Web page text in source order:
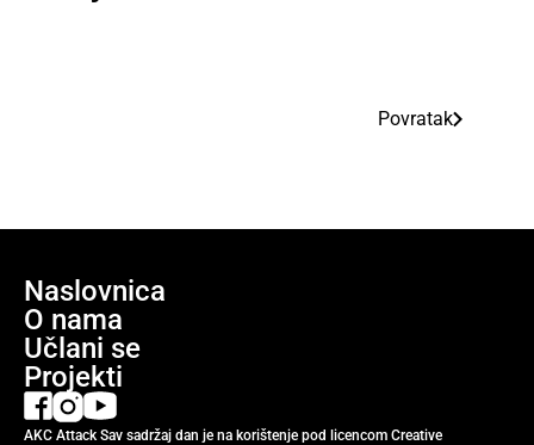
Povratak
Naslovnica
O nama
Učlani se
Projekti
AKC Attack Sav sadržaj dan je na korištenje pod licencom Creative